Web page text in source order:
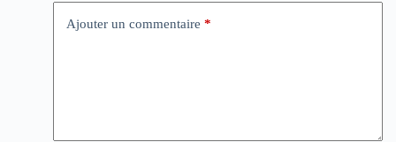
Ajouter un commentaire *